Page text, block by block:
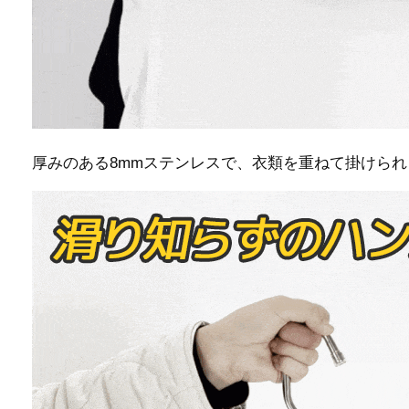
厚みのある8mmステンレスで、衣類を重ねて掛けら